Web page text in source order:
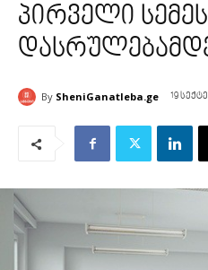
პირველი
By SheniGanatleba.ge 19